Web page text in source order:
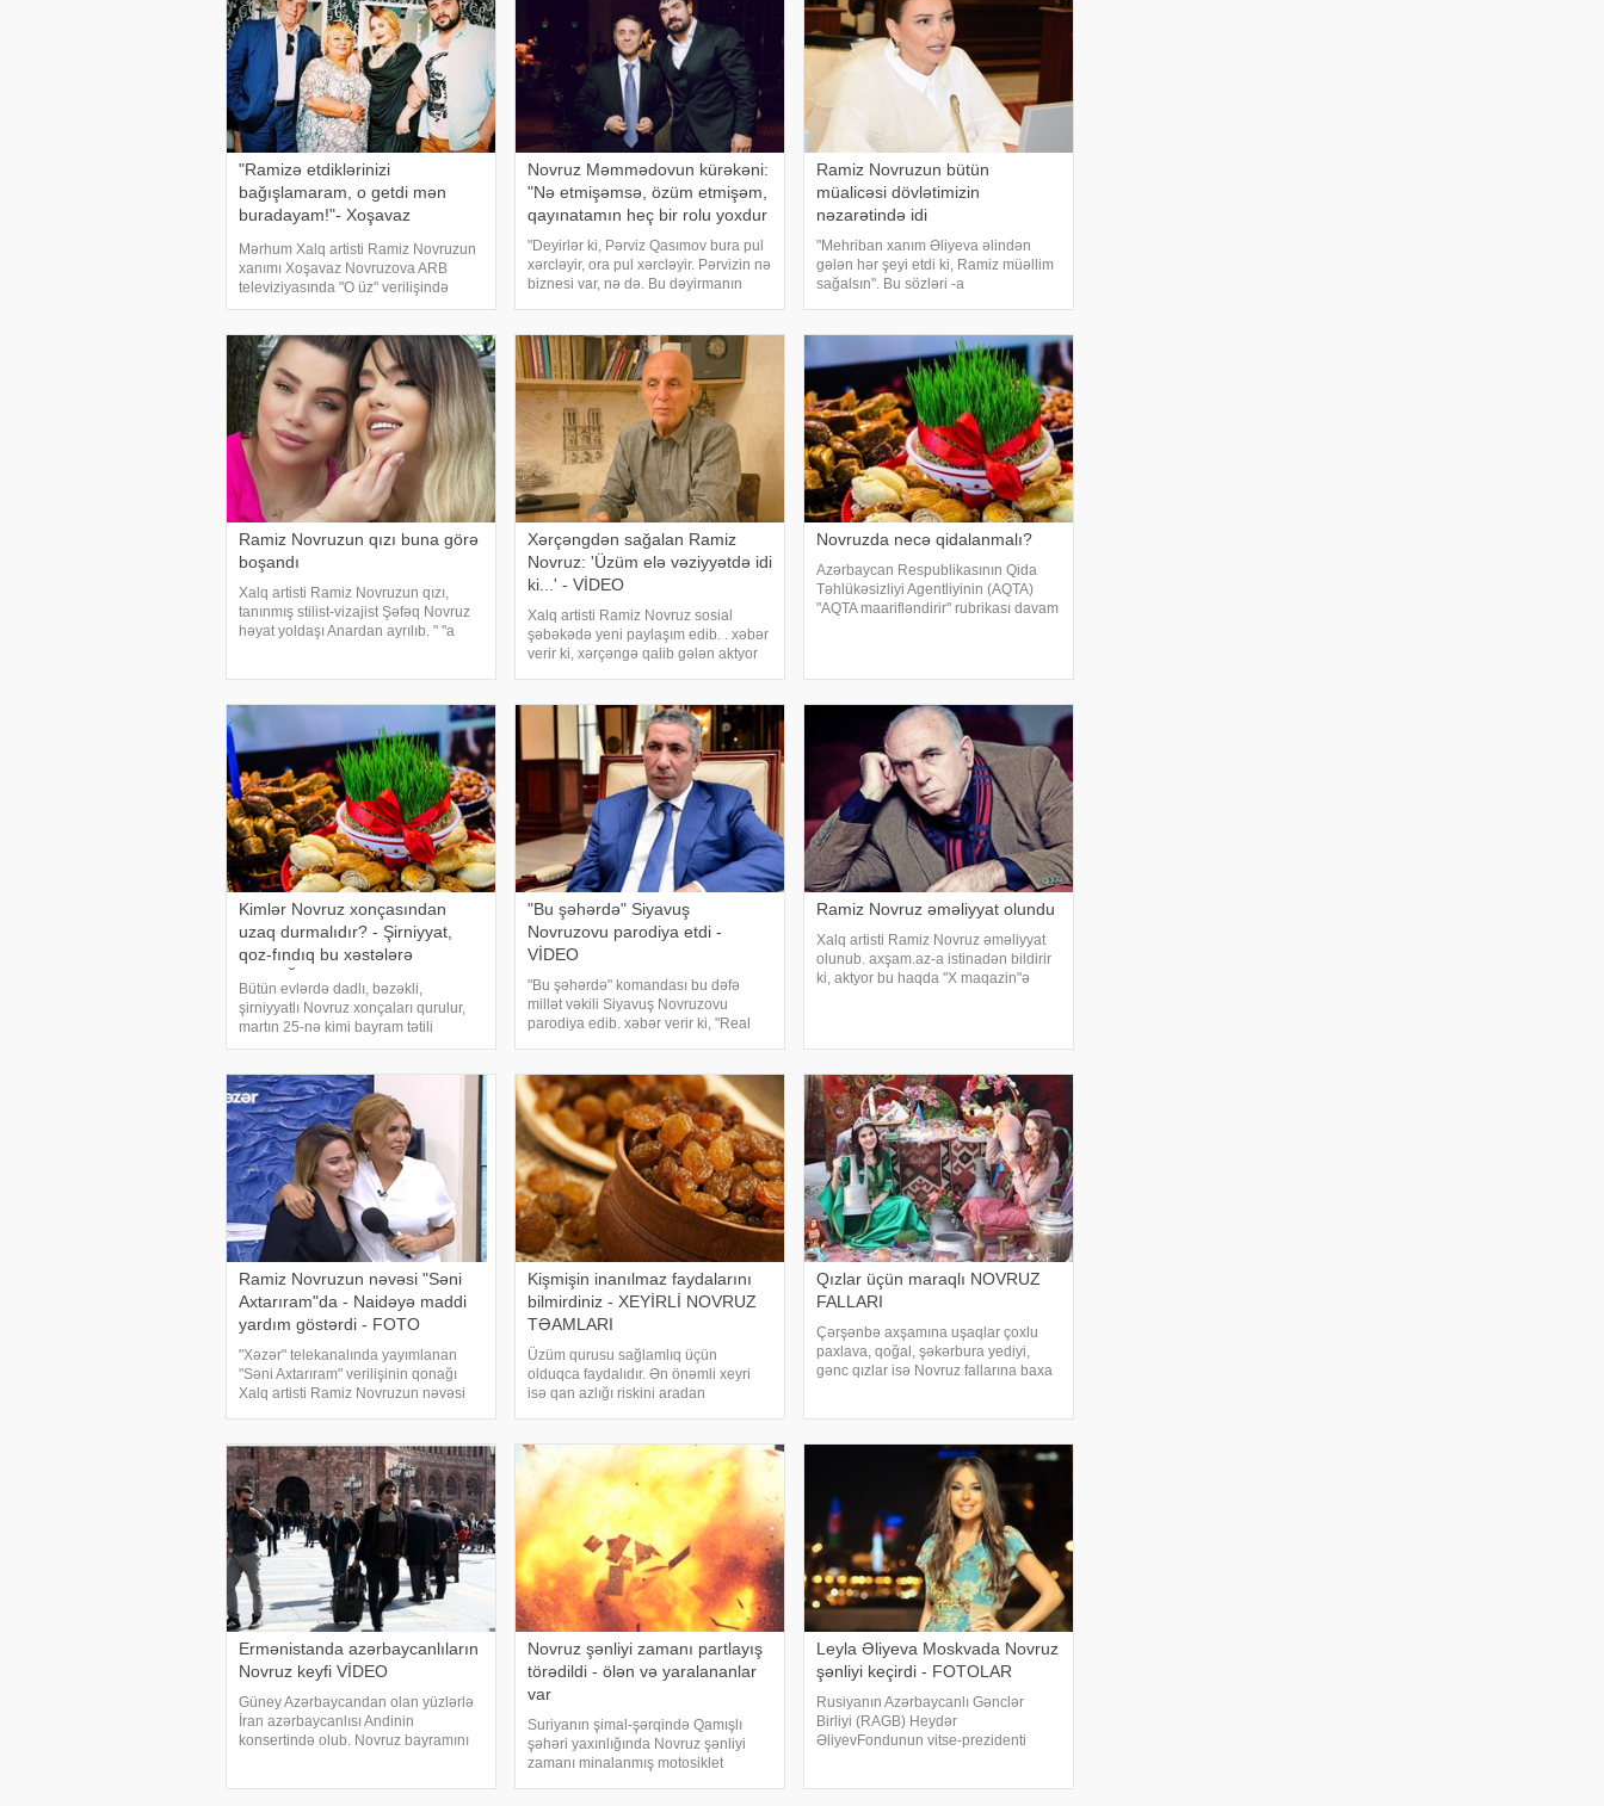
"Ramizə etdiklərinizi
bağışlamaram, o getdi mən
buradayam!"- Xoşavaz
Mərhum Xalq artisti Ramiz Novruzun
xanımı Xoşavaz Novruzova ARB
televiziyasında "O üz" verilişində
aktyorla bağlı xatirələrini bölüşüb.
məhəbbət və hörmətlə yad edən
həyat yoldaş
Novruz Məmmədovun kürəkəni:
"Nə etmişəmsə, özüm etmişəm,
qayınatamın heç bir rolu yoxdur
"Deyirlər ki, Pərviz Qasımov bura pul
xərcləyir, ora pul xərcləyir. Pərvizin nə
biznesi var, nə də. Bu dəyirmanın
şeylər etməyin. Yazırlar ki
Ramiz Novruzun bütün
müalicəsi dövlətimizin
nəzarətində idi
"Mehriban xanım Əliyeva əlindən
gələn hər şeyi etdi ki, Ramiz müəllim
sağalsın". Bu sözləri -a
vəkili Qənirə Paşayeva deyib. O,
həmçinin bildiri
Ramiz Novruzun qızı buna görə
boşandı
Xalq artisti Ramiz Novruzun qızı,
tanınmış stilist-vizajist Şəfəq Novruz
həyat yoldaşı Anardan ayrılıb. " "a
Xərçəngdən sağalan Ramiz
Novruz: 'Üzüm elə vəziyyətdə idi
ki...' - VİDEO
Xalq artisti Ramiz Novruz sosial
şəbəkədə yeni paylaşım edib. . xəbər
verir ki, xərçəngə qalib gələn aktyor
olduğunu bildirib. Xalq artisti
xəstəlikdən üzündə dəyişikli
Novruzda necə qidalanmalı?
Azərbaycan Respublikasının Qida
Təhlükəsizliyi Agentliyinin (AQTA)
"AQTA maarifləndirir" rubrikası davam
Kimlər Novruz xonçasından
uzaq durmalıdır? - Şirniyyat,
qoz-fındıq bu xəstələrə
Bütün evlərdə dadlı, bəzəkli,
şirniyyatlı Novruz xonçaları qurulur,
martın 25-nə kimi bayram tətili
boyunca böyükdən kiçiyə hər kəs o
bitənə kimi. Bəs yağlı, şəkərli, qoz,
fındıqlı kaloril
"Bu şəhərdə" Siyavuş
Novruzovu parodiya etdi -
VİDEO
"Bu şəhərdə" komandası bu dəfə
millət vəkili Siyavuş Novruzovu
parodiya edib. xəbər verir ki, "Real
Ağayevin, Rəfael İsgəndərov isə
Siyavu
Ramiz Novruz əməliyyat olundu
Xalq artisti Ramiz Novruz əməliyyat
olunub. axşam.az-a istinadən bildirir
ki, aktyor bu haqda "X maqazin"ə
Ramiz Novruzun nəvəsi "Səni
Axtarıram"da - Naidəyə maddi
yardım göstərdi - FOTO
"Xəzər" telekanalında yayımlanan
"Səni Axtarıram" verilişinin qonağı
Xalq artisti Ramiz Novruzun nəvəsi
Naidəyə kömək etmək üçün gəldiyin
Kişmişin inanılmaz faydalarını
bilmirdiniz - XEYİRLİ NOVRUZ
TƏAMLARI
Üzüm qurusu sağlamlıq üçün
olduqca faydalıdır. Ən önəmli xeyri
isə qan azlığı riskini aradan
araşdırmasını təqdim edirik: . Üzümün
gilələri qurudulur v
Qızlar üçün maraqlı NOVRUZ
FALLARI
Çərşənbə axşamına uşaqlar çoxlu
paxlava, qoğal, şəkərbura yediyi,
gənc qızlar isə Novruz fallarına baxa
qaldırır. Novru
Ermənistanda azərbaycanlıların
Novruz keyfi VİDEO
Güney Azərbaycandan olan yüzlərlə
İran azərbaycanlısı Andinin
konsertində olub. Novruz bayramını
Novruz şənliyi zamanı partlayış
törədildi - ölən və yaralananlar
var
Suriyanın şimal-şərqində Qamışlı
şəhəri yaxınlığında Novruz şənliyi
zamanı minalanmış motosiklet
Leyla Əliyeva Moskvada Novruz
şənliyi keçirdi - FOTOLAR
Rusiyanın Azərbaycanlı Gənclər
Birliyi (RAGB) Heydər
ƏliyevFondunun vitse-prezidenti